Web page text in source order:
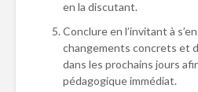
en la discutant.
Conclure en l’invitant à
changements concrets et
dans les prochains jours
pédagogique immédiat.